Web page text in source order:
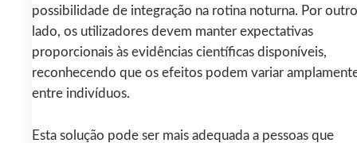
possibilidade de integração na rotina noturna. Por outro
lado, os utilizadores devem manter expectativas
proporcionais às evidências científicas disponíveis,
reconhecendo que os efeitos podem variar
entre indivíduos.
Esta solução pode ser mais adequada a pessoas que